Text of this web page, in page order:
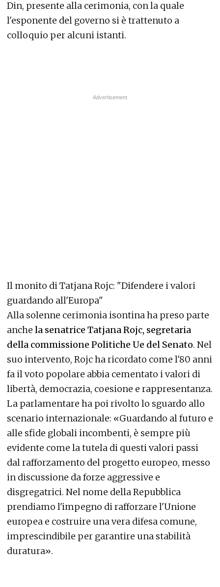
Din, presente alla cerimonia, con la quale
l'esponente del governo si è trattenuto a
colloquio per alcuni istanti.
Il monito di Tatjana Rojc: "Difendere i valori
guardando all'Europa"
Alla solenne cerimonia isontina ha preso parte
anche la senatrice Tatjana Rojc, segretaria
della commissione Politiche Ue del Senato. Nel
suo intervento, Rojc ha ricordato come l'80 anni
fa il voto popolare abbia cementato i valori di
libertà, democrazia, coesione e rappresentanza.
La parlamentare ha poi rivolto lo sguardo allo
scenario internazionale: «Guardando al futuro e
alle sfide globali incombenti, è sempre più
evidente come la tutela di questi valori passi
dal rafforzamento del progetto europeo, messo
in discussione da forze aggressive e
disgregatrici. Nel nome della Repubblica
prendiamo l'impegno di rafforzare l'Unione
europea e costruire una vera difesa comune,
imprescindibile per garantire una stabilità
duratura».